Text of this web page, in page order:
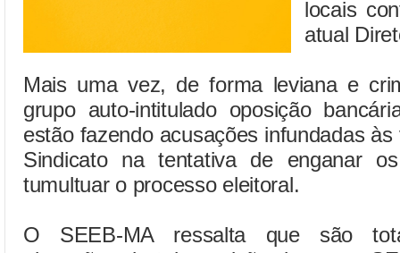
locais
atual
Mais uma vez, de forma leviana e
grupo auto-intitulado oposição
estão fazendo acusações infundadas
Sindicato na tentativa de enganar
tumultuar o processo eleitoral.
O SEEB-MA ressalta que são